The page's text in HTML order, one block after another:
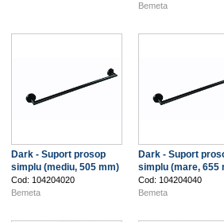
Bemeta
Dark - Suport prosop
simplu (mediu, 505 mm)
Cod: 104204020
Bemeta
Dark - Suport
simplu (mare, 655
Cod: 104204040
Bemeta